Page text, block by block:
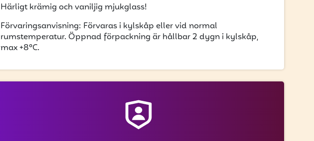
Härligt krämig och vaniljig mjukglass!
Förvaringsanvisning: Förvaras i kylskåp eller vid normal
rumstemperatur. Öppnad förpackning är hållbar 2 dygn i kylskåp,
max +8°C.